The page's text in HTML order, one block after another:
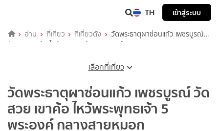
TH เข้าสู่ระบบ
อ่าน ที่เที่ยว ที่เที่ยวดัง
วัดพระธาตุผาซ่อนแก้ว เพชรบูรณ์
วัดสวย เขาค้อ ไหว้พระพุทธเจ้า 5 พระองค์ กลางสายหมอก
เลือกที่เที่ยว
วัดพระธาตุผาซ่อนแก้ว เพชรบูรณ์ วัด
สวย เขาค้อ ไหว้พระพุทธเจ้า 5
พระองค์ กลางสายหมอก